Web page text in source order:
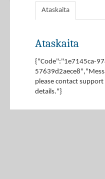
Ataskaita
Ataskaita
{"Code":"1e7145ca-
please contact
details."}